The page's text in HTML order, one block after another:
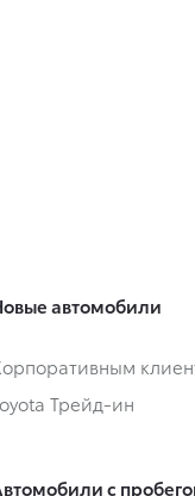
автомобили
Трейд-ин
с